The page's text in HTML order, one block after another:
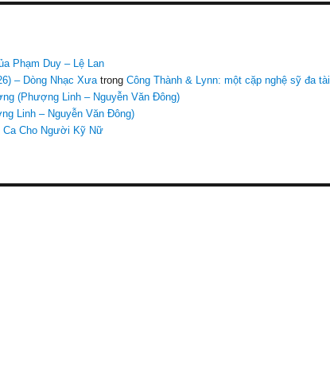
Phạm Duy – Lệ Lan
– Dòng Nhạc XưatrongCông Thành & Lynn: một cặp nghệ sỹ đa tài
(Phượng Linh – Nguyễn Văn Đông)
Linh – Nguyễn Văn Đông)
Ca Cho Người Kỹ Nữ